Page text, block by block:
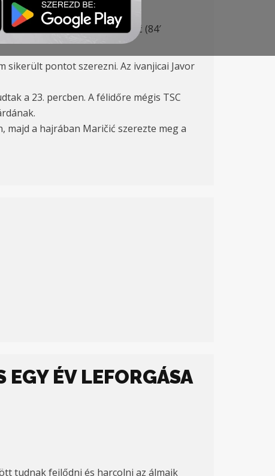
(89′ Galić), Szilágyi, Lukić (84′
sikerült pontot szerezni. Az ivanjicai Javor
a 23. percben. A félidőre mégis TSC
majd a hajrában Maričić szerezte meg a
ÉV LEFORGÁSA
tudnak fejlődni és harcolni az álmaik